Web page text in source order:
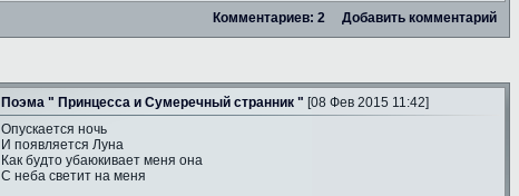
Комментариев: 2
Добавить комментарий
Поэма " Принцесса и Сумеречный странник " [08 Фев 2015 11:42]
Опускается ночь
И появляется Луна
Как будто убаюкивает меня она
С неба светит на меня